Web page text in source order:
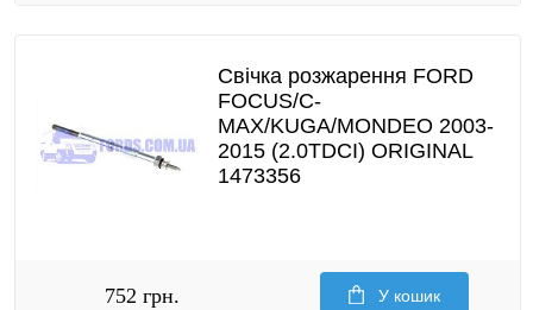
Свічка розжарення FORD
FOCUS/C-
MAX/KUGA/MONDEO 2003-
2015 (2.0TDCI) ORIGINAL
1473356
752 грн. У кошик